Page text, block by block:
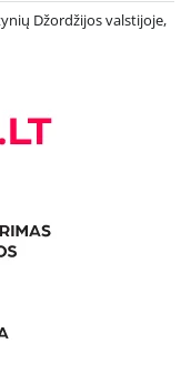
Džordžijos valstijoje,